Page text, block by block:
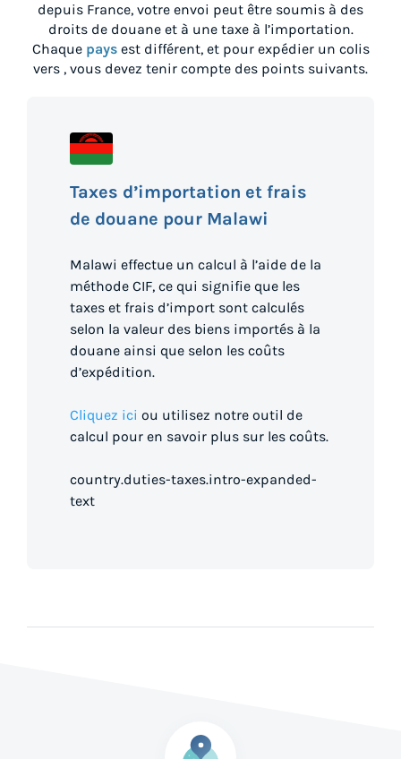
depuis France, votre envoi peut être soumis à des
droits de douane et à une taxe à l’importation.
Chaque paysest différent, et pour expédier un colis
vers , vous devez tenir compte des points suivants.
Taxes d’importation et frais
de douane pour Malawi
Malawi effectue un calcul à l’aide de la
méthode CIF, ce qui signifie que les
taxes et frais d’import sont calculés
selon la valeur des biens importés à la
douane ainsi que selon les coûts
d’expédition.
Cliquez ici ou utilisez notre outil de
calcul pour en savoir plus sur les coûts.
country.duties-taxes.intro-expanded-
text